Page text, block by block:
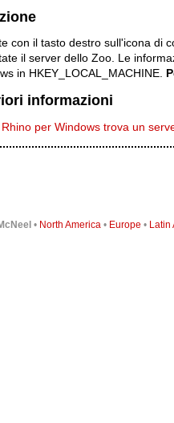
con il tasto destro sull'icona di
il server dello Zoo. Le
in HKEY_LOCAL_MACHINE.
informazioni
per Windows trova un
• North America• Europe • Latin